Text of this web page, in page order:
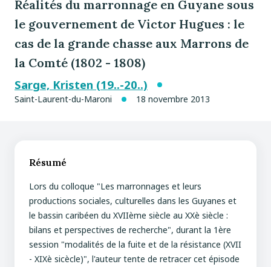
Réalités du marronnage en Guyane sous
le gouvernement de Victor Hugues : le
cas de la grande chasse aux Marrons de
la Comté (1802 - 1808)
Sarge, Kristen (19..-20..)
Saint-Laurent-du-Maroni 18 novembre 2013
Résumé
Lors du colloque "Les marronnages et leurs
productions sociales, culturelles dans les Guyanes et
le bassin caribéen du XVIIème siècle au XXè siècle :
bilans et perspectives de recherche", durant la 1ère
session "modalités de la fuite et de la résistance (XVII
- XIXè sicècle)", l'auteur tente de retracer cet épisode